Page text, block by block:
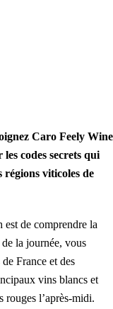
Caro Feely Wine
codes secrets qui
viticoles de
de comprendre la
la journée, vous
France et des
vins blancs et
rouges l’après-midi.